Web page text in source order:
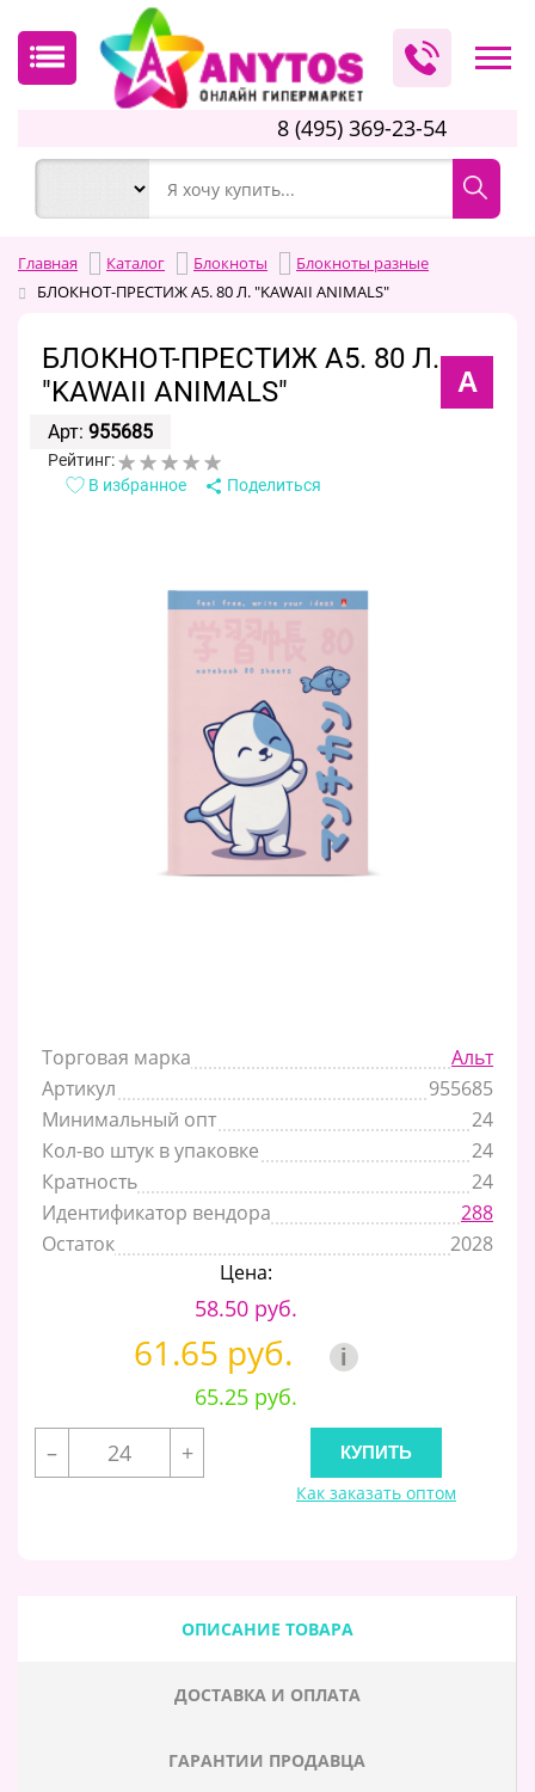
8 (495) 369-23-54
Главная Каталог Блокноты
Блокноты разные
БЛОКНОТ-ПРЕСТИЖ А5. 80 Л. "KAWAII ANIMALS"
БЛОКНОТ-ПРЕСТИЖ А5. 80 Л.
"KAWAII ANIMALS"
А
Арт: 955685
Рейтинг:
В избранное
Поделиться
Торговая марка
Альт
Артикул
955685
Минимальный опт
24
Кол-во штук в упаковке
24
Кратность
24
Идентификатор вендора
288
Остаток
2028
Цена:
58.50 руб.
61.65 руб. i
65.25 руб.
–
+
Как заказать оптом
ОПИСАНИЕ ТОВАРА
ДОСТАВКА И ОПЛАТА
ГАРАНТИИ ПРОДАВЦА